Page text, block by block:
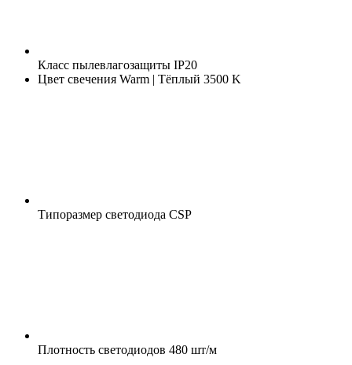
Класс пылевлагозащиты IP20
Цвет свечения Warm | Тёплый 3500 K
Типоразмер светодиода CSP
Плотность светодиодов 480 шт/м